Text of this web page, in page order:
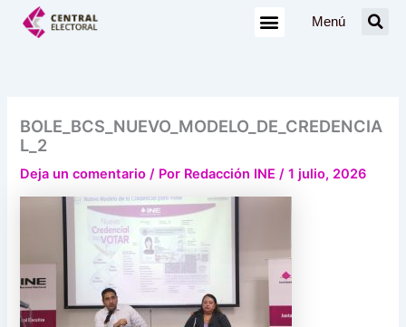
Menú
BOLE_BCS_NUEVO_MODELO_DE_CREDENCIA
L_2
Deja un comentario / Por Redacción INE/1 julio, 2026